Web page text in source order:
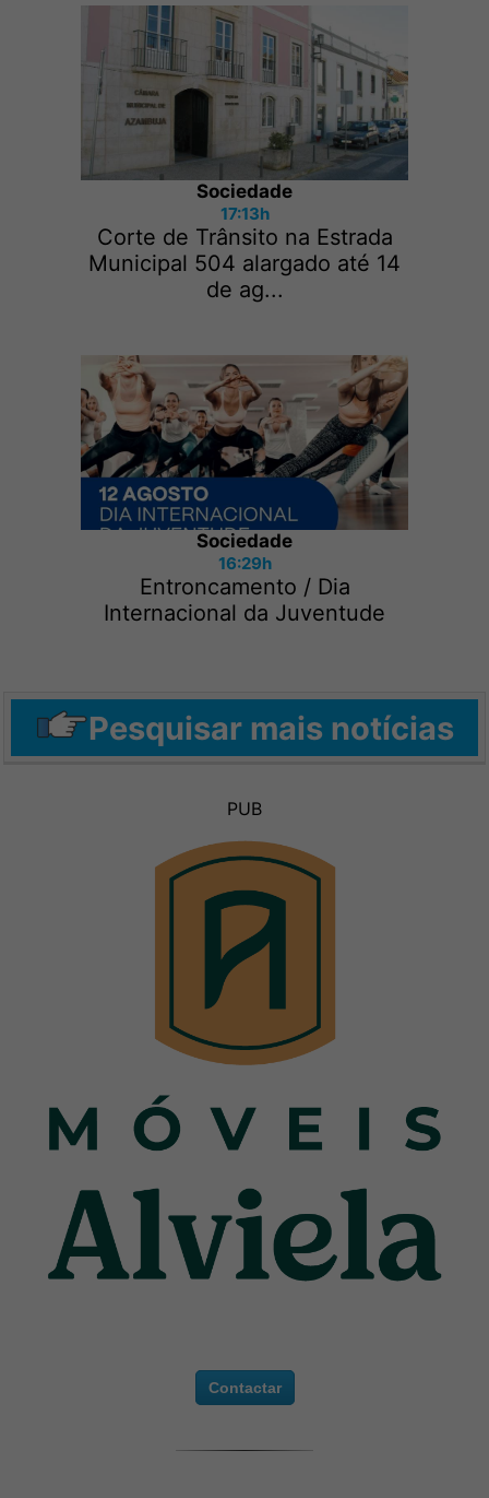
Sociedade
17:13h
Corte de Trânsito na Estrada
Municipal 504 alargado até 14
de ag...
Sociedade
16:29h
Entroncamento / Dia
Internacional da Juventude
Pesquisar mais notícias
PUB
Contactar